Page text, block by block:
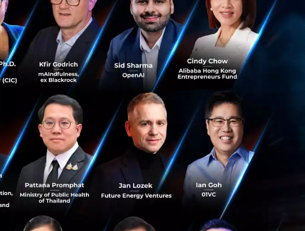
คราะห์จากหลายปัจจัย อาทิ ชื่อบัญชี
ความเป็นไปได้ของบัญชีผู้รับเงินที่อาจ
นระบบ AI ของมาสเตอร์การ์ดนี้เอง ที่
งสัยได้แบบเรียลไทม์ก่อนที่เงินของ
องมาสเตอร์การ์ด คือ TSB ผู้ได้รับผล
การใช้งานระบบเพียงสี่เดือนของ TSB
ญ และมาสเตอร์การ์ดคาดการณ์ว่า
การโอนเงินได้อย่างมีประสิทธิภาพ
ารถสกัดการโอนเงินโจรกรรมได้มูลค่า
กนี้ภายในปี 2023 จะมีธนาคารอื่น ๆ
ะมาสเตอร์การ์ดเองยังมีแผนที่จะ
ละการชำระเงินมีความก้าวหน้าเป็น